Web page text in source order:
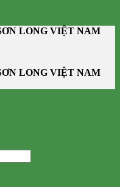
LONG VIỆT NAM
LONG VIỆT NAM